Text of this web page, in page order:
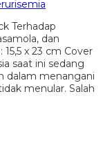
dan
x 23 cm Cover
ini sedang
dalam menangani
menular. Salah